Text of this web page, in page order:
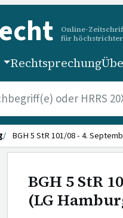
Online-
für
Rechtsprechung
BGH 5 StR 101/08 - 4.
BGH 5 StR
(LG